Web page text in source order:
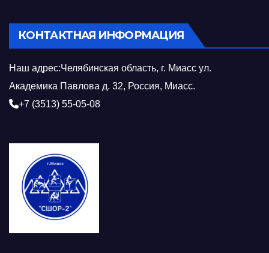
КОНТАКТНАЯ ИНФОРМАЦИЯ
Наш адрес:Челябинская область, г. Миасс ул.
Академика Павлова д. 32, Россия, Миасс.
+7 (3513) 55-05-08